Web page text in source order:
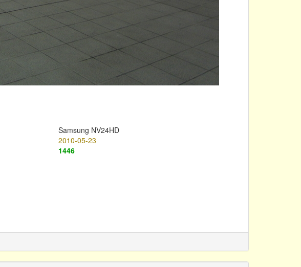
Samsung NV24HD
2010-05-23
1446